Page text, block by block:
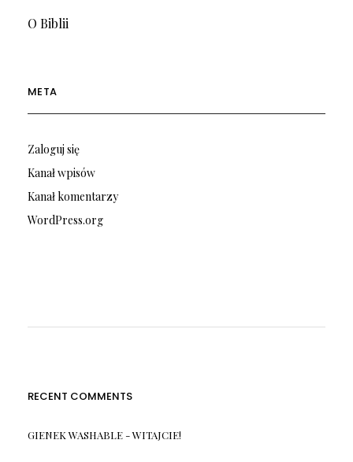
O Biblii
META
Zaloguj się
Kanał wpisów
Kanał komentarzy
WordPress.org
RECENT COMMENTS
GIENEK WASHABLE-WITAJCIE!